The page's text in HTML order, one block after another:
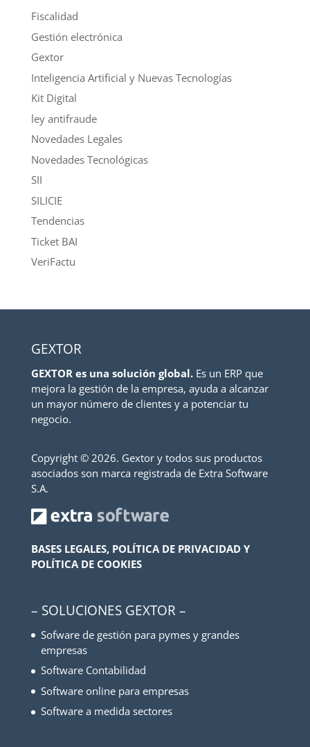
Fiscalidad
Gestión electrónica
Gextor
Inteligencia Artificial y Nuevas Tecnologías
Kit Digital
ley antifraude
Novedades Legales
Novedades Tecnológicas
SII
SILICIE
Tendencias
Ticket BAI
VeriFactu
GEXTOR
GEXTOR es una solución global.Es un ERP que
mejora la gestión de la empresa, ayuda a alcanzar
un mayor número de clientes y a potenciar tu
negocio.
Copyright © 2026. Gextor y todos sus productos
asociados son marca registrada de Extra Software
S.A.
BASES LEGALES, POLÍTICA DE PRIVACIDAD Y
POLÍTICA DE COOKIES
– SOLUCIONES GEXTOR –
Sofware de gestión para pymes y grandes
empresas
Software Contabilidad
Software online para empresas
Software a medida sectores